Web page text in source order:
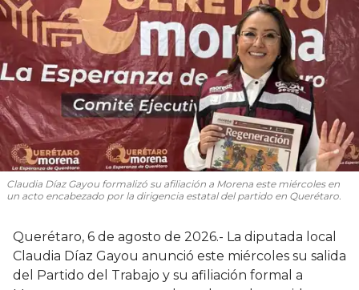
Claudia Díaz Gayou formalizó su afiliación a Morena este miércoles en
un acto encabezado por la dirigencia estatal del partido en Querétaro.
Querétaro, 6 de agosto de 2026.- La diputada local
Claudia Díaz Gayou anunció este miércoles su salida
del Partido del Trabajo y su afiliación formal a